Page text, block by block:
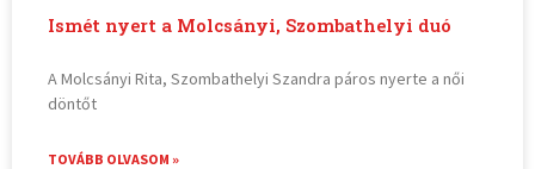
Ismét nyert a Molcsányi, Szombathelyi duó
A Molcsányi Rita, Szombathelyi Szandra páros nyerte a női
döntőt
TOVÁBB OLVASOM »